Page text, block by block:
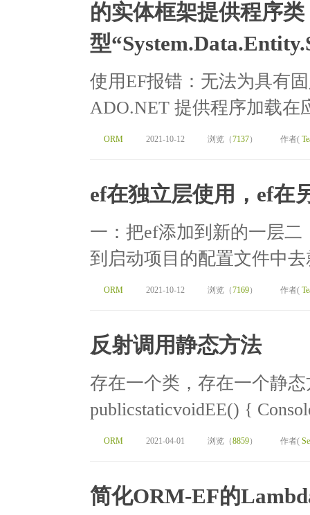
的实体框架提供程序类
型
使用EF报错：无法为具有固
ADO.NET 提供程序加载在
ORM 2021-10-12 浏览（7137） 作者(
ef在独立层使用，ef在
一：把ef添加到新的一层
到启动项目的配置文件中
ORM 2021-10-12 浏览（7169） 作者(
反射调用静态方法
存在一个类，存在一个静态
publicstaticvoidEE() {
ORM 2021-04-01 浏览（8859） 作者(
简化ORM-EF的